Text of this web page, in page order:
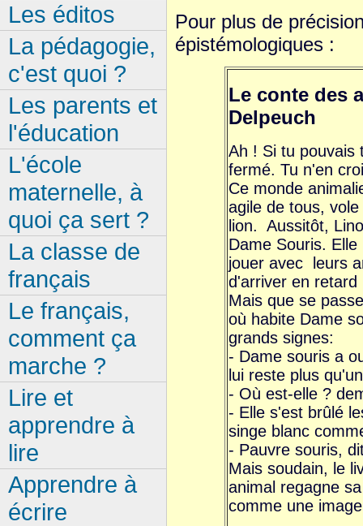
Pour plus de
épistémologiques :
Le conte des
Delpeuch
Ah ! Si tu pouvais
fermé. Tu n'en
Ce monde
agile de tous,
lion. Aussitôt,
Dame Souris.
jouer avec leurs
d'arriver en retard
Mais que se
où habite Dame
grands signes:
- Dame souris a
lui reste plus
- Où est-elle ?
- Elle s'est brûlé
singe blanc
- Pauvre souris,
Mais soudain, le
animal regagne
comme une
Les éditos
La pédagogie,
c'est quoi ?
Les parents et
l'éducation
L'école
maternelle, à
quoi ça sert ?
La classe de
français
Le français,
comment ça
marche ?
Lire et
apprendre à
lire
Apprendre à
écrire